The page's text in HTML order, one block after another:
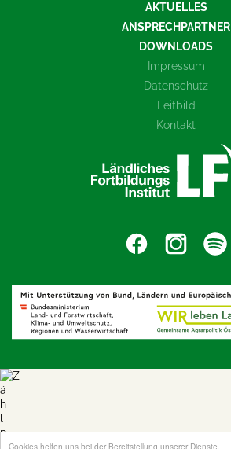
Cookies helfen uns bei der Bereitstellung unserer Dienste.
AKTUELLES
ANSPRECHPARTNER
DOWNLOADS
Impressum
Datenschutz
Leitbild
Kontakt